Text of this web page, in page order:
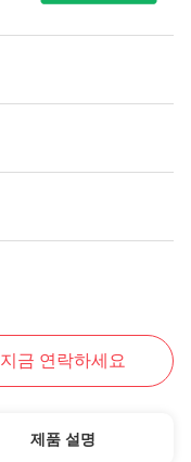
지금 연락하세요
제품 설명